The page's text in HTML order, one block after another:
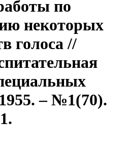
по
некоторых
голоса //
– №1(70).